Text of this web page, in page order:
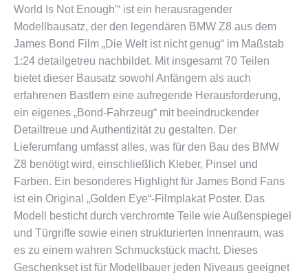
World Is Not Enough'“ ist ein herausragender
Modellbausatz, der den legendären BMW Z8 aus dem
James Bond Film „Die Welt ist nicht genug“ im Maßstab
1:24 detailgetreu nachbildet. Mit insgesamt 70 Teilen
bietet dieser Bausatz sowohl Anfängern als auch
erfahrenen Bastlern eine aufregende Herausforderung,
ein eigenes „Bond-Fahrzeug“ mit beeindruckender
Detailtreue und Authentizität zu gestalten. Der
Lieferumfang umfasst alles, was für den Bau des BMW
Z8 benötigt wird, einschließlich Kleber, Pinsel und
Farben. Ein besonderes Highlight für James Bond Fans
ist ein Original „Golden Eye“-Filmplakat Poster. Das
Modell besticht durch verchromte Teile wie Außenspiegel
und Türgriffe sowie einen strukturierten Innenraum, was
es zu einem wahren Schmuckstück macht. Dieses
Geschenkset ist für Modellbauer jeden Niveaus geeignet